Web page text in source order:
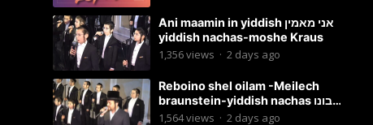
Ani maamin in yiddish אני מאמין
yiddish nachas-moshe Kraus
1,356views · 2 days ago
Reboino shel oilam -Meilech
braunstein-yiddish nachas רבונו
של עולם
1,564views · 2 days ago